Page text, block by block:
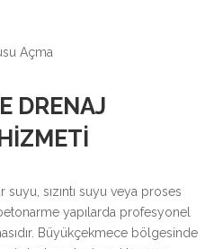
DRENAJ
suyu, sızıntı suyu veya proses
yapılarda profesyonel
Büyükçekmece bölgesinde